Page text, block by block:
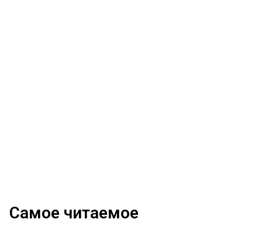
Самое читаемое